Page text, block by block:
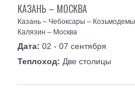
02 - 07 сентября
КАЗАНЬ – МОСКВА
Казань – Чебоксары –
Калязин – Москва
Две столицы